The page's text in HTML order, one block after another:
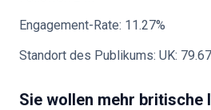
Engagement-Rate: 11.27%
Standort des Publikums: UK:
Sie wollen mehr britische